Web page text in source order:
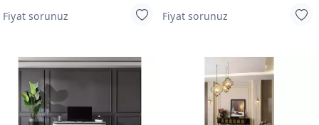
Fiyat sorunuz Fiyat sorunuz